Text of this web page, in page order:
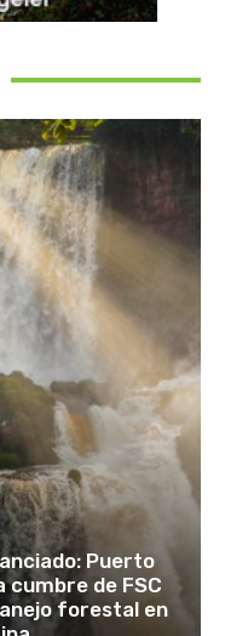
Puerto
cumbre de FSC
forestal en